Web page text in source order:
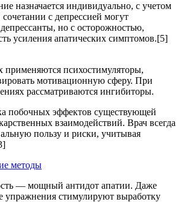
назначается индивидуально, с учетом
с депрессией могут
но с осторожностью,
усиления апатических симптомов.[5]
применяются психостимуляторы,
мотивационную сферу. При
рассматриваются ингибиторы.
побочных эффектов существующей
взаимодействий. Врач всегда
пользу и риски, учитывая
методы
— мощный антидот апатии. Даже
упражнения стимулируют выработку